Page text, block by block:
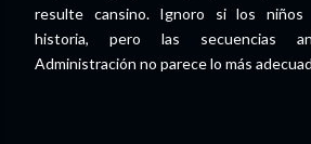
resulte cansino. Ignoro si los
historia, pero las secuencias
Administración no parece lo más